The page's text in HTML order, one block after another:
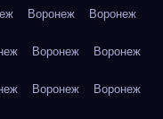
Воронеж Воронеж
Воронеж Воронеж
Воронеж Воронеж